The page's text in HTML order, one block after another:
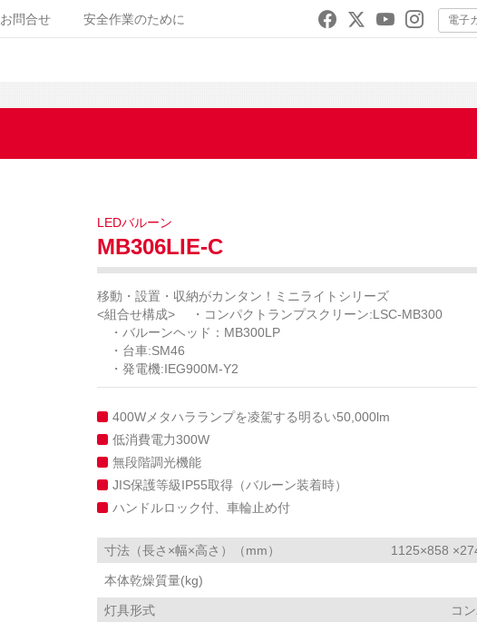
お問合せ 安全作業のために 電子
LEDバルーン
MB306LIE-C
移動・設置・収納がカンタン！ミニライトシリーズ
<組合せ構成> ・コンパクトランプスクリーン:LSC-MB300
・バルーンヘッド：MB300LP
・台車:SM46
・発電機:IEG900M-Y2
400Wメタハラランプを凌駕する明るい50,000lm
低消費電力300W
無段階調光機能
JIS保護等級IP55取得（バルーン装着時）
ハンドルロック付、車輪止め付
寸法（長さ×幅×高さ）（mm） 1125×858
本体乾燥質量(kg)
灯具形式 コ